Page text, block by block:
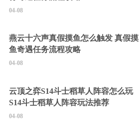
04-08
燕云十六声真假摸鱼怎么触发 真假摸
鱼奇遇任务流程攻略
04-08
云顶之弈S14斗士稻草人阵容怎么玩
S14斗士稻草人阵容玩法推荐
04-08